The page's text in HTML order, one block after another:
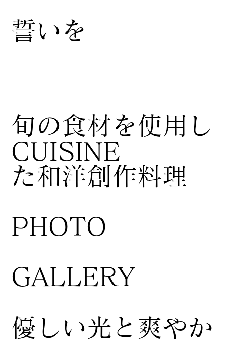
CUISINE
​旬の食材を使用し
た和洋創作料理
​PHOTO
GALLERY
​優しい光と爽やか
誓いを